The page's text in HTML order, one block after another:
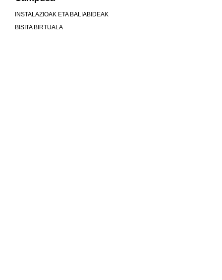
INSTALAZIOAK ETA BALIABIDEAK
BISITA BIRTUALA